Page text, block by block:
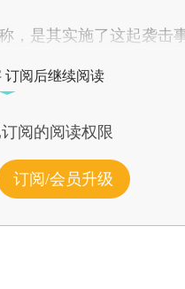
，是其实施了这起袭击事
订阅后继续阅读
阅的阅读权限
订阅/会员升级